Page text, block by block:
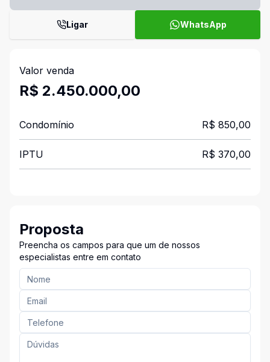
Ligar WhatsApp
Valor venda
R$ 2.450.000,00
Condomínio R$ 850,00
IPTU R$ 370,00
Proposta
Preencha os campos para que um de nossos
especialistas entre em contato